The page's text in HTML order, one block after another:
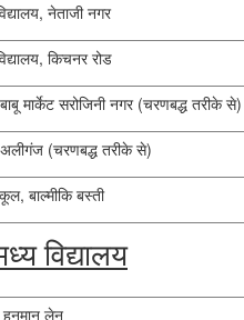
नेताजी नगर
किचनर रोड
मार्केट सरोजिनी नगर (चरणबद्ध तरीके से)
(चरणबद्ध तरीके से)
बाल्मीकि बस्ती
विद्यालय
हनुमान लेन